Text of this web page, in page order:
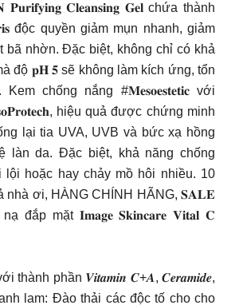
𝐂𝐥𝐞𝐚𝐧𝐬𝐢𝐧𝐠 𝐆𝐞𝐥 chứa thành
độc quyền giảm mụn nhanh, giảm
bã nhờn. Đặc biệt, không chỉ có khả
độ 𝐩𝐇 𝟓 sẽ không làm kích ứng, tổn
chống nắng #𝐌𝐞𝐬𝐨𝐞𝐬𝐭𝐞𝐭𝐢𝐜 với
hiệu quả được chứng minh
lại tia UVA, UVB và bức xạ hồng
làn da. Đặc biệt, khả năng chống
hoặc hay chảy mồ hôi nhiều. 10
nhà ơi, HÀNG CHÍNH HÃNG, 𝐒𝐀𝐋𝐄
đắp mặt 𝐈𝐦𝐚𝐠𝐞 𝐒𝐤𝐢𝐧𝐜𝐚𝐫𝐞 𝐕𝐢𝐭𝐚𝐥 𝐂
thành phần 𝑽𝒊𝒕𝒂𝒎𝒊𝒏 𝑪+𝑨, 𝑪𝒆𝒓𝒂𝒎𝒊𝒅𝒆,
lam: Đào thải các độc tố cho cho